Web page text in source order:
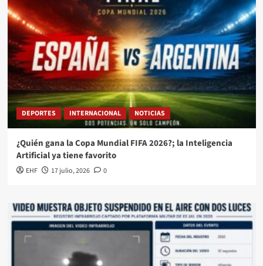
DEPORTES INTERNACIONAL NOTICIAS
¿Quién gana la Copa Mundial FIFA 2026?; la Inteligencia
Artificial ya tiene favorito
EHF 17 julio, 2026 0